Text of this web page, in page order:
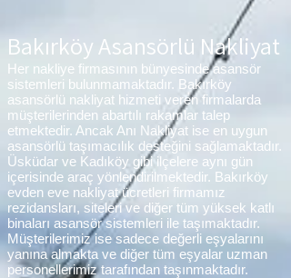
Bakırköy Asansörlü Nakliyat
Her nakliye firmasının bünyesinde asansör
sistemleri bulunmamaktadır. Bakırköy
asansörlü nakliyat hizmeti veren firmalarda
müşterilerinden abartılı rakamlar talep
etmektedir. Ancak Anı Nakliyat ise en uygun
asansörlü taşımacılık desteğini sağlamaktadır.
Üsküdar ve Kadıköy gibi ilçelere aynı gün
içerisinde araç yönlendirilmektedir. Bakırköy
evden eve nakliyat ücretleri firmamız
rezidansları, siteleri ve diğer tüm yüksek katlı
binaları asansör sistemleri ile taşımaktadır.
Müşterilerimiz ise sadece değerli eşyalarını
yanına almakta ve diğer tüm eşyalar uzman
personellerimiz tarafından taşınmaktadır.